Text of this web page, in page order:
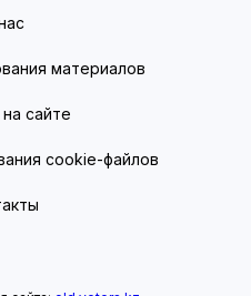
материалов
сайте
cookie-файлов